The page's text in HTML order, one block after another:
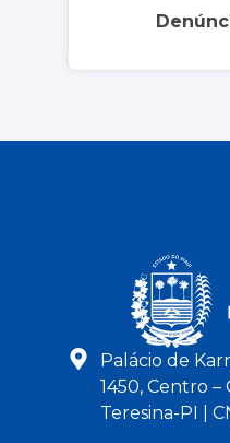
Palácio de
1450, Centro –
Teresina-PI |